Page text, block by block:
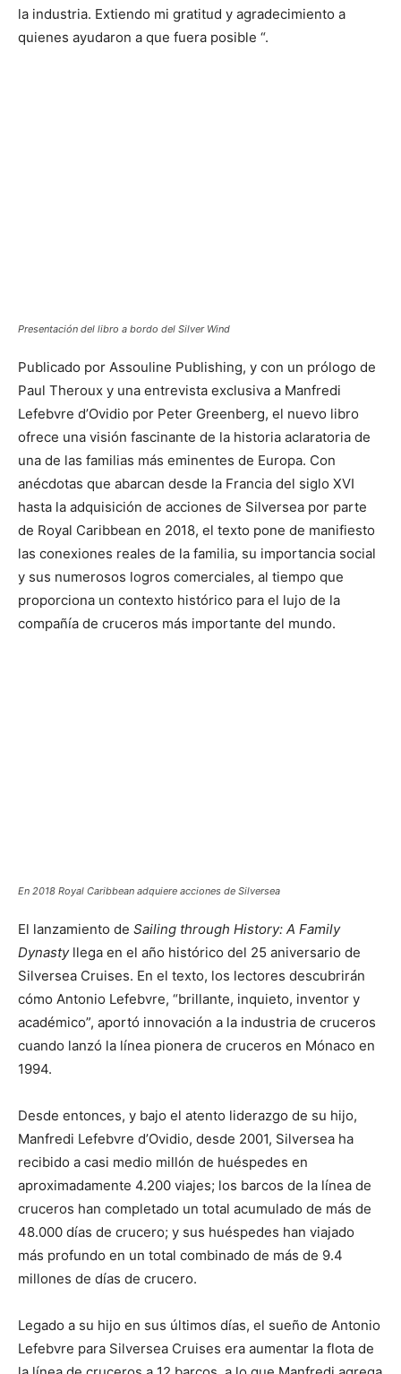
la industria. Extiendo mi gratitud y agradecimiento a
quienes ayudaron a que fuera posible “.
Presentación del libro a bordo del Silver Wind
Publicado por Assouline Publishing, y con un prólogo de
Paul Theroux y una entrevista exclusiva a Manfredi
Lefebvre d’Ovidio por Peter Greenberg, el nuevo libro
ofrece una visión fascinante de la historia aclaratoria de
una de las familias más eminentes de Europa. Con
anécdotas que abarcan desde la Francia del siglo XVI
hasta la adquisición de acciones de Silversea por parte
de Royal Caribbean en 2018, el texto pone de manifiesto
las conexiones reales de la familia, su importancia social
y sus numerosos logros comerciales, al tiempo que
proporciona un contexto histórico para el lujo de la
compañía de cruceros más importante del mundo.
En 2018 Royal Caribbean adquiere acciones de Silversea
El lanzamiento de Sailing through History: A Family
Dynasty llega en el año histórico del 25 aniversario de
Silversea Cruises. En el texto, los lectores descubrirán
cómo Antonio Lefebvre, “brillante, inquieto, inventor y
académico”, aportó innovación a la industria de cruceros
cuando lanzó la línea pionera de cruceros en Mónaco en
1994.
Desde entonces, y bajo el atento liderazgo de su hijo,
Manfredi Lefebvre d’Ovidio, desde 2001, Silversea ha
recibido a casi medio millón de huéspedes en
aproximadamente 4.200 viajes; los barcos de la línea de
cruceros han completado un total acumulado de más de
48.000 días de crucero; y sus huéspedes han viajado
más profundo en un total combinado de más de 9.4
millones de días de crucero.
Legado a su hijo en sus últimos días, el sueño de Antonio
Lefebvre para Silversea Cruises era aumentar la flota de